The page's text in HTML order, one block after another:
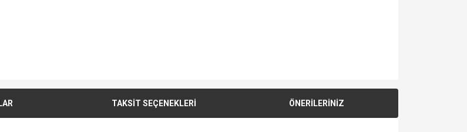
TAKSİT SEÇENEKLERİ ÖNERİLERİNİZ